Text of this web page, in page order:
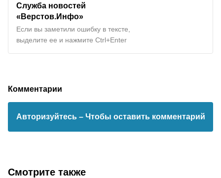
Служба новостей
«Верстов.Инфо»
Если вы заметили ошибку в тексте,
выделите ее и нажмите Ctrl+Enter
Комментарии
Авторизуйтесь – Чтобы оставить комментарий
Смотрите также